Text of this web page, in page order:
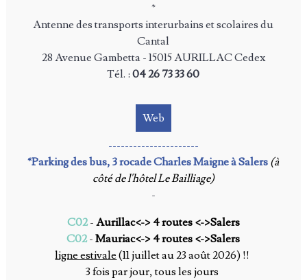
*
Antenne des transports interurbains et scolaires du
Cantal
28 Avenue Gambetta - 15015 AURILLAC Cedex
Tél. :04 26 73 33 60
Web
----------------------
*Parking des bus, 3 rocade Charles Maigne à Salers (à
côté de l'hôtel Le Bailliage)
-
C02- Aurillac<-> 4 routes <->Salers
C02-Mauriac<-> 4 routes <->Salers
ligne estivale (11juillet au 23 août 2026) !!
3 fois par jour, tous les jours